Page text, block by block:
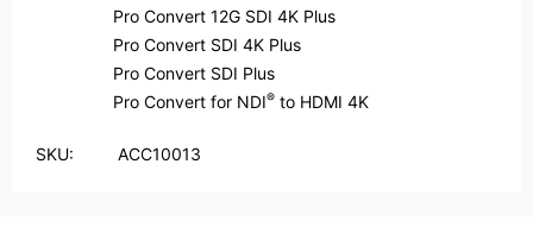
Pro Convert 12G SDI 4K Plus
Pro Convert SDI 4K Plus
Pro Convert SDI Plus
Pro Convert for NDI® to HDMI 4K
SKU: ACC10013